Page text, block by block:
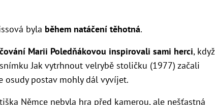
byla během natáčení těhotná.
Marii Poledňákovou inspirovali sami herci, když
Jak vytrhnout velrybě stoličku (1977) začali
osudy postav mohly dál vyvíjet.
Němce nebyla hra před kamerou, ale nešťastná